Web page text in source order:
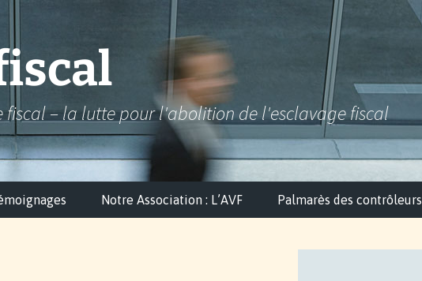
fiscal – la lutte pour l'abolition de l'esclavage fiscal
Notre Association : L’AVF Palmarès des contrôleurs